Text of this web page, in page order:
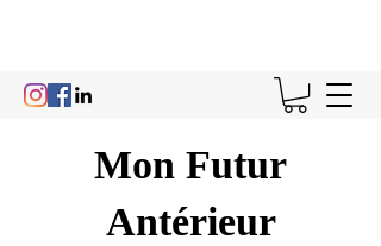
Mon Futur
Antérieur